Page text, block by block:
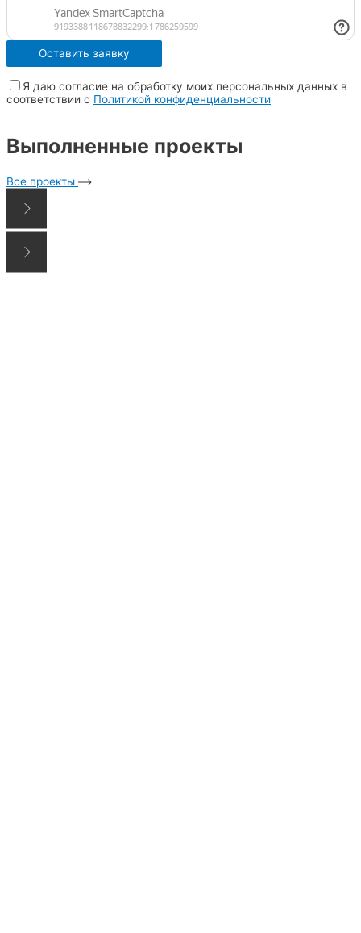
Я даю согласие на обработку моих персональных данных в
соответствии с Политикой конфиденциальности
Выполненные проекты
Все проекты